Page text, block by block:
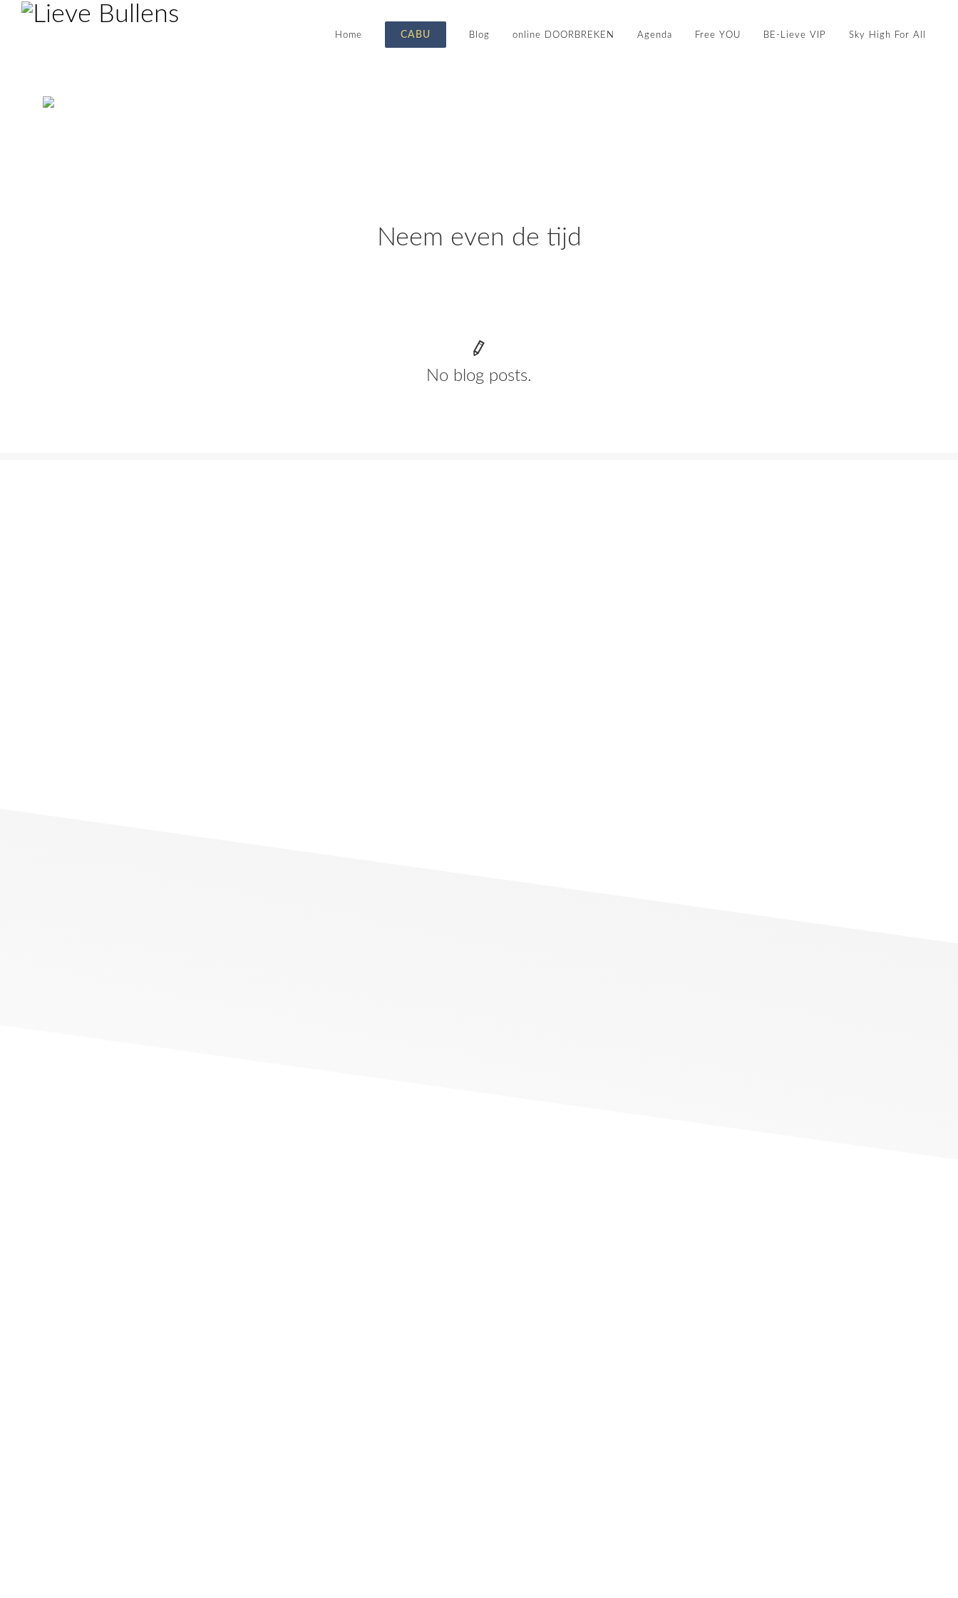
Home CABU Blog online DOORBREKEN Agenda Free YOU BE-Lieve VIP Sky High For All
Neem even de tijd
No blog posts.